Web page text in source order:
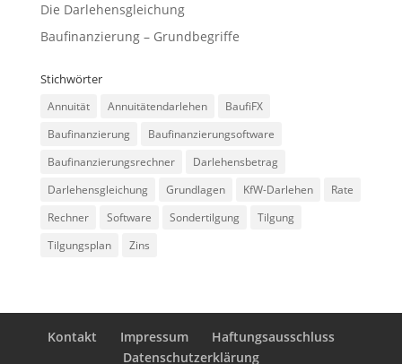
Die Darlehensgleichung
Baufinanzierung – Grundbegriffe
Stichwörter
Annuität Annuitätendarlehen
BaufiFX
Baufinanzierung
Baufinanzierungsoftware
Baufinanzierungsrechner
Darlehensbetrag
Darlehensgleichung
Grundlagen KfW-Darlehen
Rate
Rechner
Software Sondertilgung
Tilgung
Tilgungsplan
Zins
Kontakt Impressum
Haftungsausschluss
Datenschutzerklärung